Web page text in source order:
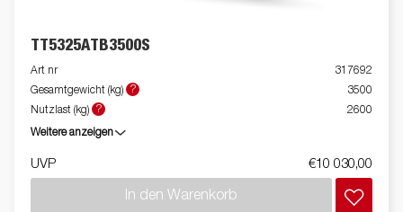
TT5325ATB3500S
Art nr
317692
Gesamtgewicht (kg)
?
3500
Nutzlast (kg)
? 2600
Weitere anzeigen
UVP €10 030,00
In den Warenkorb